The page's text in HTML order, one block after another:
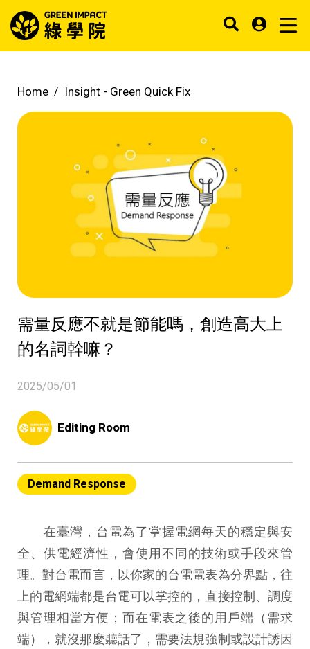
Home Insight - Green Quick Fix
需量反應不就是節能嗎，創造高大上
的名詞幹嘛？
2025/05/01
Editing Room
Demand Response
在臺灣，台電為了掌握電網每天的穩定與安
全、供電經濟性，會使用不同的技術或手段來管
理。對台電而言，以你家的台電電表為分界點，往
上的電網端都是台電可以掌控的，直接控制、調度
與管理相當方便；而在電表之後的用戶端（需求
端），就沒那麼聽話了，需要法規強制或設計誘因